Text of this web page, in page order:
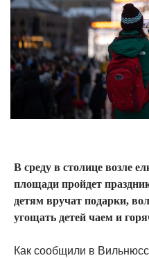
В среду в столице возле
площади пройдет
детям вручат подарки,
угощать детей чаем и
Как сообщили в